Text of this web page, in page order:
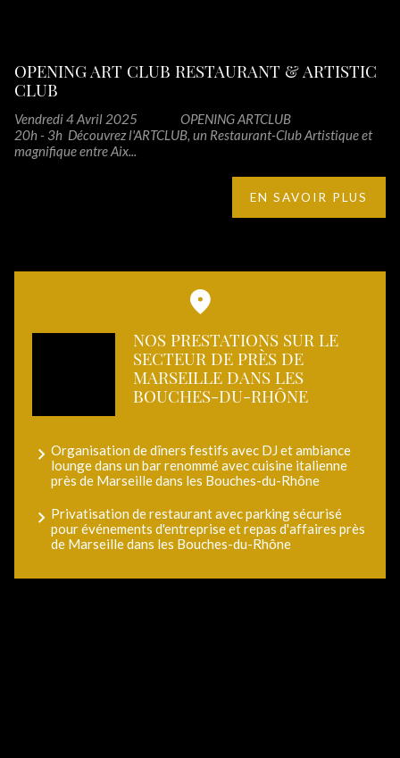
OPENING ART CLUB RESTAURANT & ARTISTIC
CLUB
Vendredi 4 Avril 2025 OPENING ARTCLUB
20h - 3h Découvrez l'ARTCLUB, un Restaurant-Club Artistique et
magnifique entre Aix...
EN SAVOIR PLUS
NOS PRESTATIONS SUR LE
SECTEUR DE PRÈS DE
MARSEILLE DANS LES
BOUCHES-DU-RHÔNE
Organisation de dîners festifs avec DJ et ambiance
lounge dans un bar renommé avec cuisine italienne
près de Marseille dans les Bouches-du-Rhône
Privatisation de restaurant avec parking sécurisé
pour événements d'entreprise et repas d'affaires près
de Marseille dans les Bouches-du-Rhône